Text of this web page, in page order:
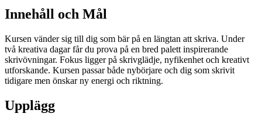
Innehåll och Mål
Kursen vänder sig till dig som bär på en längtan att skriva. Under
två kreativa dagar får du prova på en bred palett inspirerande
skrivövningar. Fokus ligger på skrivglädje, nyfikenhet och kreativt
utforskande. Kursen passar både nybörjare och dig som skrivit
tidigare men önskar ny energi och riktning.
Upplägg